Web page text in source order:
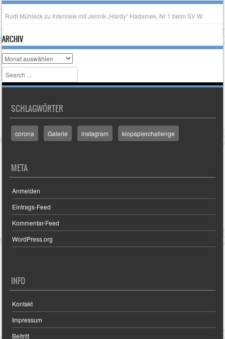
Rudi Mühleck zu Interview mit Jannik „Hardy“ Hadamek, Nr 1 beim SV W
ARCHIV
Archiv
Search
SCHLAGWÖRTER
corona Galerie instagram klopapierchallenge
META
Anmelden
Eintrags-Feed
Kommentar-Feed
WordPress.org
INFO
Kontakt
Impressum
Beitritt